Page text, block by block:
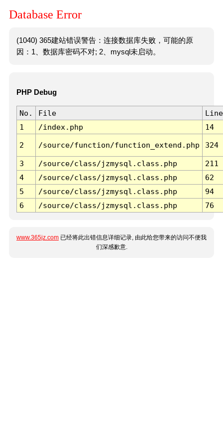
Database Error
(1040) 365建站错误警告：连接数据库失败，可能的原
因：1、数据库密码不对; 2、mysql未启动。
PHP Debug
No. File
Line
1
/index.php 14
2 /source/function/function_extend.php 324
3 /source/class/jzmysql.class.php
211
4
/source/class/jzmysql.class.php
62
5
/source/class/jzmysql.class.php
94
6
/source/class/jzmysql.class.php 76
www.365jz.com 已经将此出错信息详细记录, 由此给您带来的访问不便我
们深感歉意.